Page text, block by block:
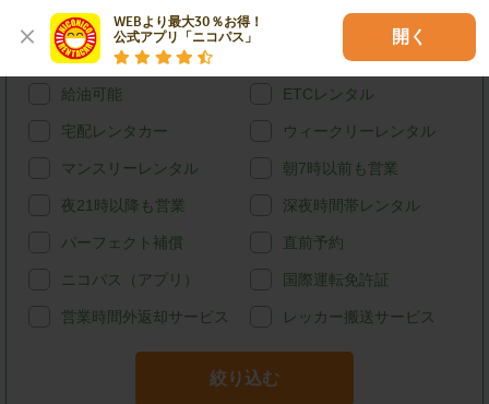
WEBより最大30％お得！
公式アプリ「ニコパス」
開く
ハイブリッド
カード決済 スタッドレス
給油可能 ETCレンタル
宅配レンタカー ウィークリーレンタル
マンスリーレンタル 朝7時以前も営業
夜21時以降も営業 深夜時間帯レンタル
パーフェクト補償 直前予約
ニコパス（アプリ） 国際運転免許証
営業時間外返却サービス レッカー搬送サービス
絞り込む